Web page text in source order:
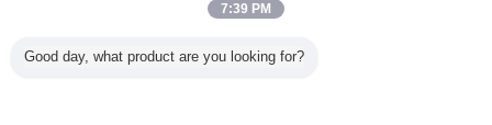
during long sessions. Highly r
납 선반, 다기능 비
반, 두꺼운 판, 튼튼
7:39 PM
Good day, what product are you looking for?